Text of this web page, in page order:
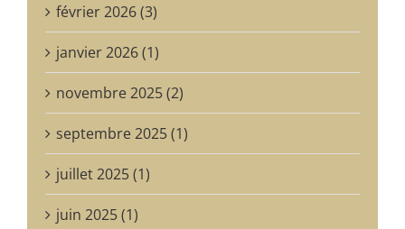
février 2026 (3)
janvier 2026 (1)
novembre 2025 (2)
septembre 2025 (1)
juillet 2025 (1)
juin 2025 (1)